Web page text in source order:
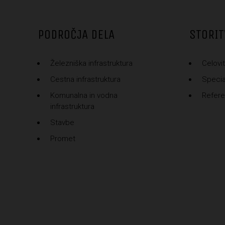
PODROČJA DELA
Železniška infrastruktura
Cestna infrastruktura
Komunalna in vodna
infrastruktura
Stavbe
Promet